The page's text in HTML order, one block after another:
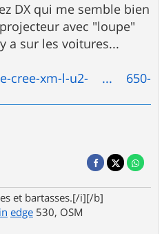
DX qui me semble bien
avec "loupe"
a sur les voitures...
cree-xm-l-u2- ... 650-
et bartasses.[/i][/b]
edge 530, OSM